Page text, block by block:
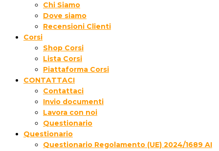
Chi Siamo
Dove siamo
Recensioni Clienti
Corsi
Shop Corsi
Lista Corsi
Piattaforma Corsi
CONTATTACI
Contattaci
Invio documenti
Lavora con noi
Questionario
Questionario
Questionario Regolamento (UE) 2024/1689 AI